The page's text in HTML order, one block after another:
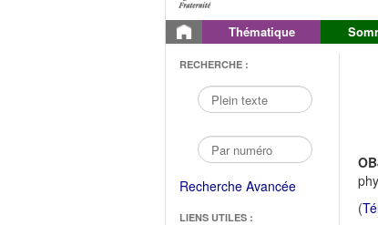
Thématique
RECHERCHE :
Recherche Avancée
LIENS UTILES :
(